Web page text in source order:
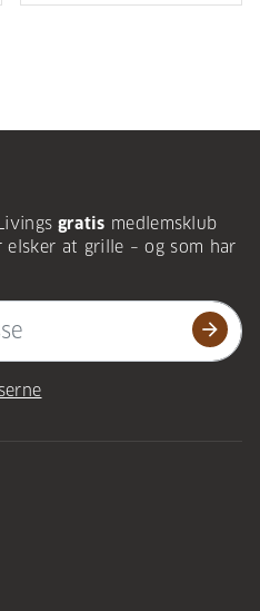
gratis medlemsklub
at grille – og som har
arrow_forward